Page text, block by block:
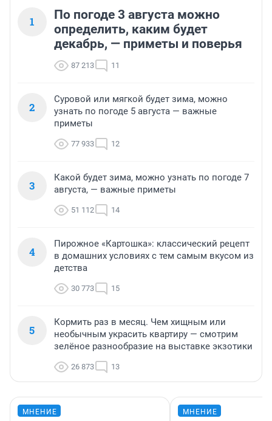
1
По погоде 3 августа можно
определить, каким будет
декабрь, — приметы и поверья
87 213 11
2
Суровой или мягкой будет зима, можно
узнать по погоде 5 августа — важные
приметы
77 933 12
3
Какой будет зима, можно узнать по погоде 7
августа, — важные приметы
51 112 14
4
Пирожное «Картошка»: классический рецепт
в домашних условиях с тем самым вкусом из
детства
30 773 15
5
Кормить раз в месяц. Чем хищным или
необычным украсить квартиру — смотрим
зелёное разнообразие на выставке экзотики
26 873 13
МНЕНИЕ МНЕНИЕ